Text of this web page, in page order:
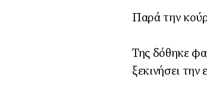
Παρά την
Της δόθηκε
ξεκινήσει